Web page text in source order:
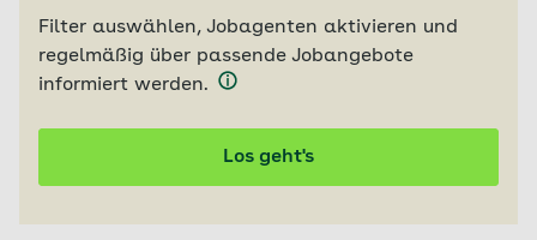
Filter auswählen, Jobagenten aktivieren und
regelmäßig über passende Jobangebote
informiert werden.
Los geht's